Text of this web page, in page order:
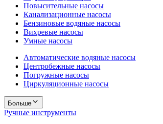
Повысительные насосы
Канализационные насосы
Бензиновые водяные насосы
Вихревые насосы
Умные насосы
Автоматические водяные насосы
Центробежные насосы
Погружные насосы
Циркуляционные насосы
Больше
Ручные инструменты